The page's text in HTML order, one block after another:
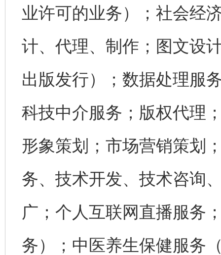
业许可的业务）；社会经
计、代理、制作；图文设
出版发行）；数据处理服
科技中介服务；版权代理
形象策划；市场营销策划
务、技术开发、技术咨询
广；个人互联网直播服务
务）；中医养生保健服务